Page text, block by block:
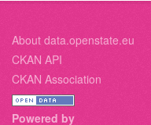
About data.openstate.eu
CKAN API
CKAN Association
Powered by